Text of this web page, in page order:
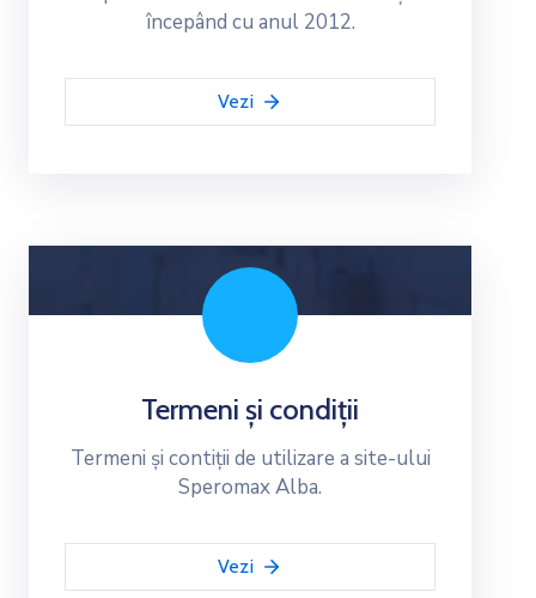
începând cu anul 2012.
Vezi
Termeni și condiții
Termeni și contiții de utilizare a site-ului
Speromax Alba.
Vezi